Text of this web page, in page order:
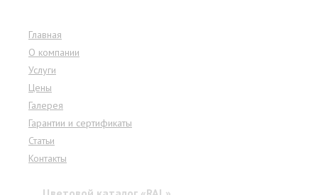
Главная
О компании
Услуги
Цены
Галерея
Гарантии и сертификаты
Статьи
Контакты